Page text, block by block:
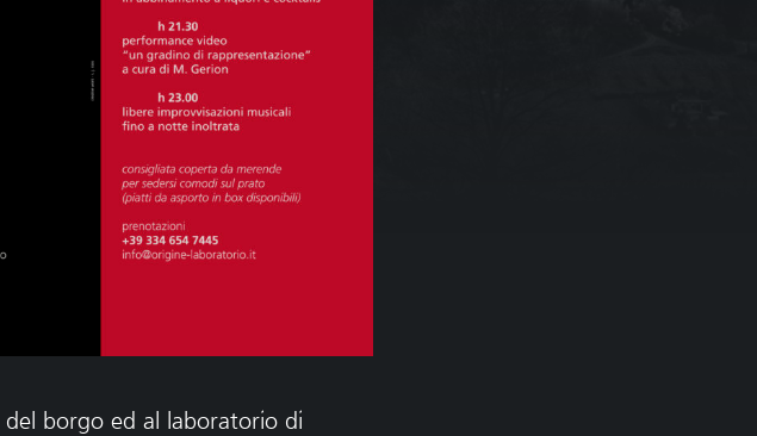
borgo ed al laboratorio di